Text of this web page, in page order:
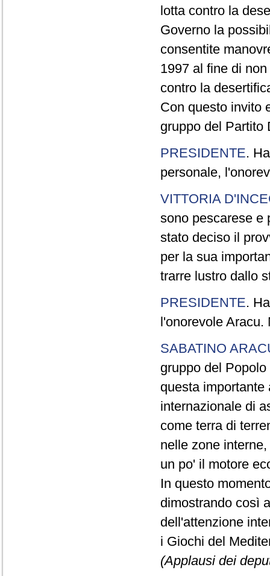
lotta contro la
Governo la
consentite
1997 al fine di
contro la
Con questo invito
gruppo del Partito
PRESIDENTE.
personale,
VITTORIA
sono pescarese e
stato deciso il
per la sua
trarre lustro dallo
PRESIDENTE.
l'onorevole Aracu.
SABATINO
gruppo del
questa
internazionale di
come terra di
nelle zone
un po' il motore
In questo
dimostrando così
dell'attenzione
i Giochi del
(Applausi dei